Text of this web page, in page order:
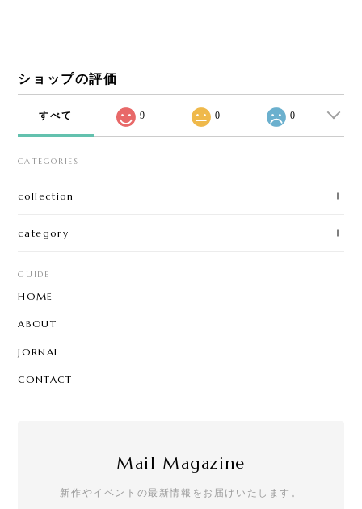
ショップの評価
すべて 9 0 0
CATEGORIES
collection
category
GUIDE
HOME
ABOUT
JORNAL
CONTACT
Mail Magazine
新作やイベントの最新情報をお届けいたします。